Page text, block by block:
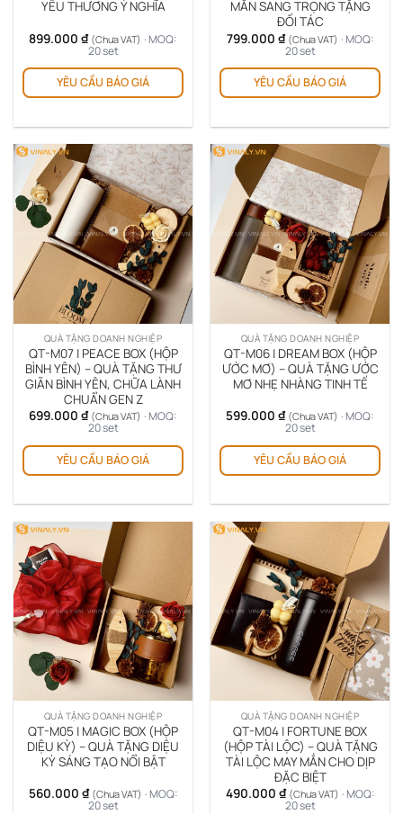
YÊU THƯƠNG Ý NGHĨA
899.000 ₫ (Chưa VAT) · MOQ:
20 set
YÊU CẦU BÁO GIÁ
MẮN SANG TRỌNG TẶNG
ĐỐI TÁC
799.000 ₫ (Chưa VAT) · MOQ:
20 set
YÊU CẦU BÁO GIÁ
QUÀ TẶNG DOANH NGHIỆP
QT-M07 | PEACE BOX (HỘP
BÌNH YÊN) – QUÀ TẶNG THƯ
GIÃN BÌNH YÊN, CHỮA LÀNH
CHUẨN GEN Z
699.000 ₫ (Chưa VAT) · MOQ:
20 set
YÊU CẦU BÁO GIÁ
QUÀ TẶNG DOANH NGHIỆP
QT-M06 | DREAM BOX (HỘP
ƯỚC MƠ) – QUÀ TẶNG ƯỚC
MƠ NHẸ NHÀNG TINH TẾ
599.000 ₫ (Chưa VAT) · MOQ:
20 set
YÊU CẦU BÁO GIÁ
QUÀ TẶNG DOANH NGHIỆP
QT-M05 | MAGIC BOX (HỘP
DIỆU KỲ) – QUÀ TẶNG DIỆU
KỲ SÁNG TẠO NỔI BẬT
560.000 ₫ (Chưa VAT) · MOQ:
20 set
QUÀ TẶNG DOANH NGHIỆP
QT-M04 | FORTUNE BOX
(HỘP TÀI LỘC) – QUÀ TẶNG
TÀI LỘC MAY MẮN CHO DỊP
ĐẶC BIỆT
490.000 ₫ (Chưa VAT) · MOQ:
20 set